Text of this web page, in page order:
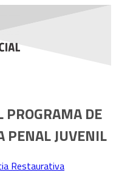
PROGRAMA DE
PENAL JUVENIL
Restaurativa